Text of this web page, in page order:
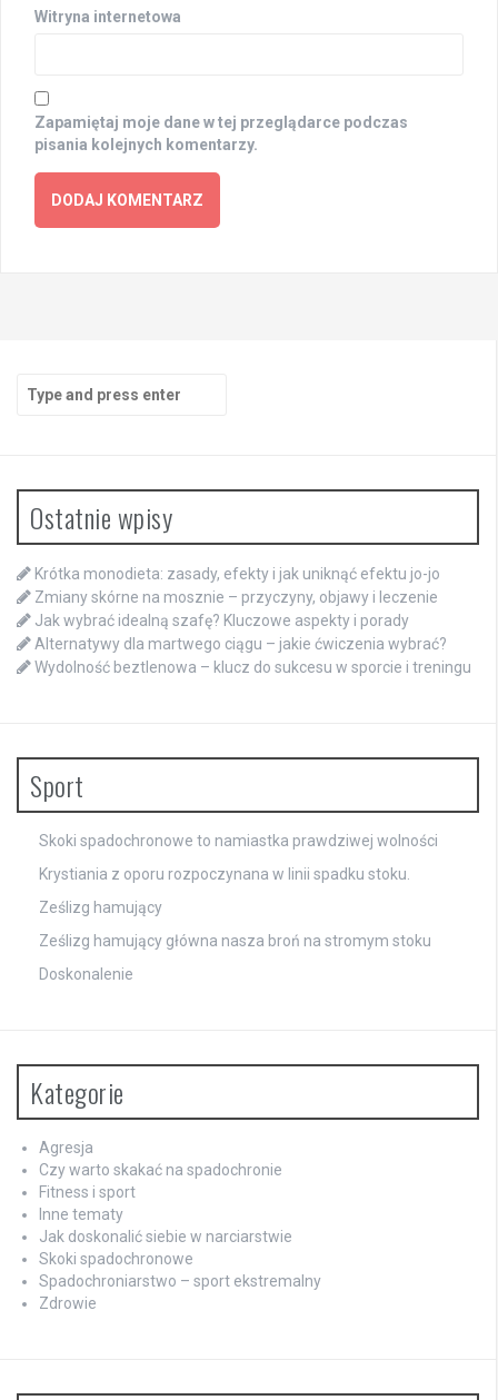
Witryna internetowa
Zapamiętaj moje dane w tej przeglądarce podczas
pisania kolejnych komentarzy.
Search
for:
Ostatnie wpisy
Krótka monodieta: zasady, efekty i jak uniknąć efektu jo-jo
Zmiany skórne na mosznie – przyczyny, objawy i leczenie
Jak wybrać idealną szafę? Kluczowe aspekty i porady
Alternatywy dla martwego ciągu – jakie ćwiczenia wybrać?
Wydolność beztlenowa – klucz do sukcesu w sporcie i treningu
Sport
Skoki spadochronowe to namiastka prawdziwej wolności
Krystiania z oporu rozpoczynana w linii spadku stoku.
Ześlizg hamujący
Ześlizg hamujący główna nasza broń na stromym stoku
Doskonalenie
Kategorie
Agresja
Czy warto skakać na spadochronie
Fitness i sport
Inne tematy
Jak doskonalić siebie w narciarstwie
Skoki spadochronowe
Spadochroniarstwo – sport ekstremalny
Zdrowie